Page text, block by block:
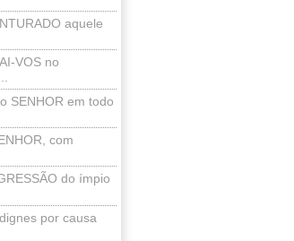
aquele
VOS no
SENHOR em todo
com
do ímpio
por causa